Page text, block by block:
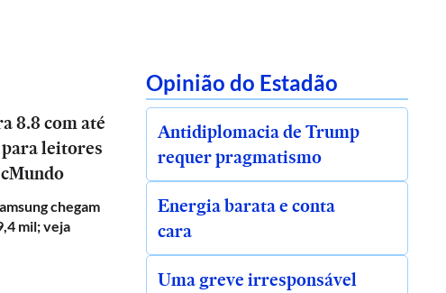
8.8 com até
para leitores
chegam
mil; veja
Opinião do Estadão
Antidiplomacia de Trump
requer pragmatismo
Energia barata e conta
cara
Uma greve irresponsável